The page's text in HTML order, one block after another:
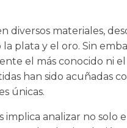
diversos materiales,
plata y el oro. Sin
el más conocido ni
han sido acuñadas
únicas.
implica analizar no solo